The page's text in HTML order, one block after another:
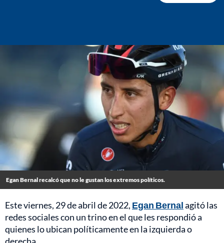
Egan Bernal recalcó que no le gustan los extremos políticos.
Este viernes, 29 de abril de 2022, Egan Bernalagitó las
redes sociales con un trino en el que les respondió a
quienes lo ubican políticamente en la izquierda o